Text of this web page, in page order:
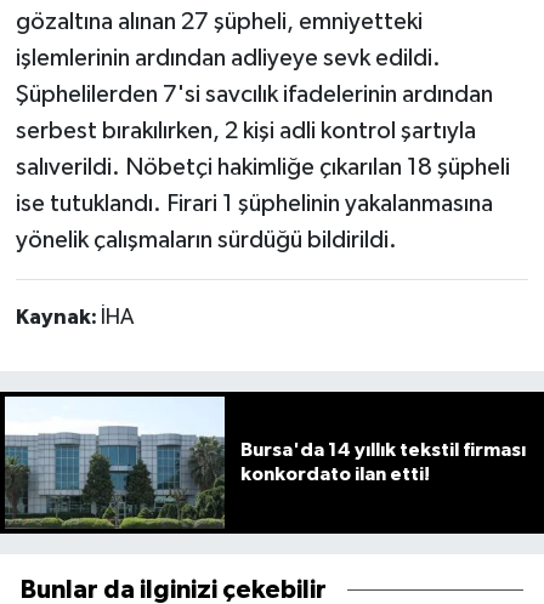
gözaltına alınan 27 şüpheli, emniyetteki
işlemlerinin ardından adliyeye sevk edildi.
Şüphelilerden 7'si savcılık ifadelerinin ardından
serbest bırakılırken, 2 kişi adli kontrol şartıyla
salıverildi. Nöbetçi hakimliğe çıkarılan 18 şüpheli
ise tutuklandı. Firari 1 şüphelinin yakalanmasına
yönelik çalışmaların sürdüğü bildirildi.
Kaynak: İHA
Bursa'da 14 yıllık tekstil firması
konkordato ilan etti!
Bunlar da ilginizi çekebilir